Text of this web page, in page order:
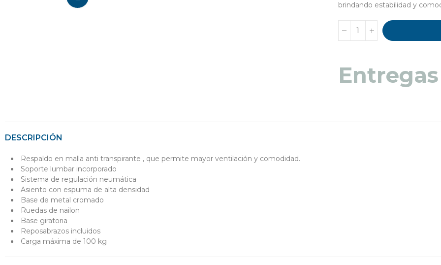
brindando estabilidad y
DESCRIPCIÓN
Respaldo en malla anti transpirante , que permite mayor ventilación y comodidad.
Soporte lumbar incorporado
Sistema de regulación neumática
Asiento con espuma de alta densidad
Base de metal cromado
Ruedas de nailon
Base giratoria
Reposabrazos incluidos
Carga máxima de 100 kg